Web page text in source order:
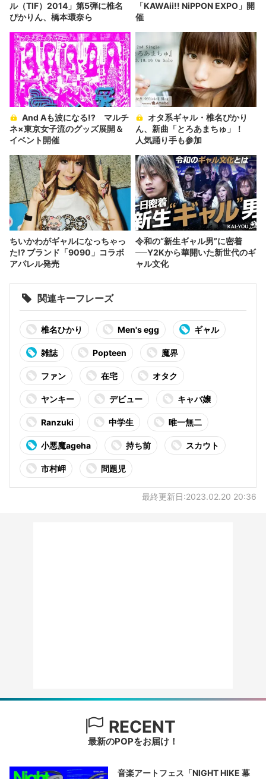
ル（TIF）2014」第5弾に椎名
ぴかりん、橋本環奈ら
「KAWAii!! NiPPON EXPO」開
催
ネ×東京女子流のグッズ展開＆
イベント開催
ん、新曲「とろあまちゅ」！
人気踊り手も参加
ちいかわがギャルになっちゃっ
た⁉︎ ブランド「9090」コラボ
アパレル発売
令和の“新生ギャル男”に密着
──Y2Kから華開いた新世代のギ
ャル文化
関連キーフレーズ
椎名ひかり Men's egg ギャル
雑誌 Popteen 魔界
ファン 在宅 オタク
ヤンキー デビュー キャバ嬢
Ranzuki 中学生 唯一無二
小悪魔ageha 持ち前 スカウト
市村岬 問題児
最終更新日:2023.02.20 20:36
RECENT
最新のPOPをお届け！
音楽アートフェス「NIGHT HIKE 幕